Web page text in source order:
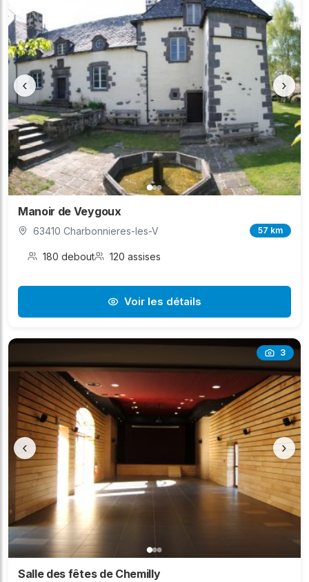
‹ ›
Manoir de Veygoux
63410 Charbonnieres-les-V 57 km
180 debout 120 assises
Voir les détails
3
‹ ›
Salle des fêtes de Chemilly